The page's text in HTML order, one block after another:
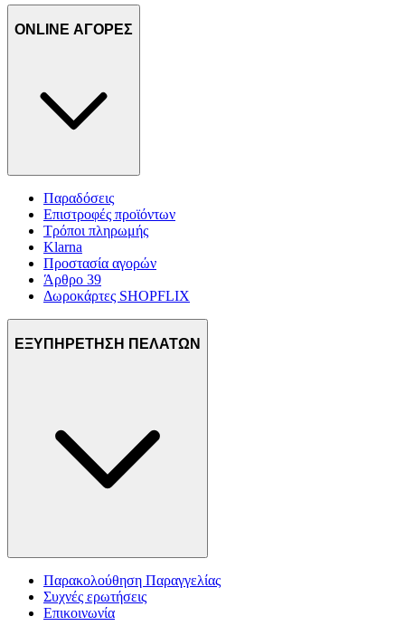
ONLINE ΑΓΟΡΕΣ
Παραδόσεις
Επιστροφές προϊόντων
Τρόποι πληρωμής
Klarna
Προστασία αγορών
Άρθρο 39
Δωροκάρτες SHOPFLIX
ΕΞΥΠΗΡΕΤΗΣΗ ΠΕΛΑΤΩΝ
Παρακολούθηση Παραγγελίας
Συχνές ερωτήσεις
Επικοινωνία